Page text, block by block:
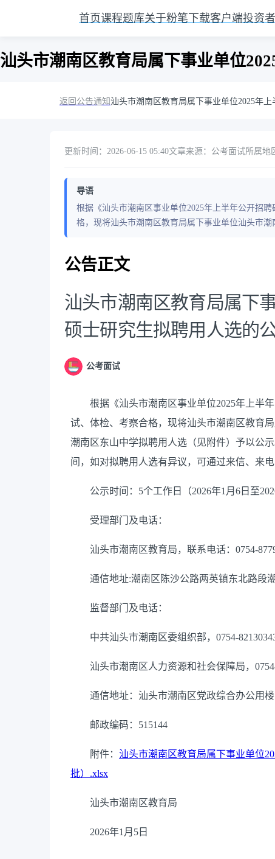
首页课程题库关于粉笔 下载客户端投资
汕头市潮南区教育局属下事业单位
返回公告通知汕头市潮南区教育局属下事业单位2025年
更新时间：2026-06-15 05:40文章来源：公考面试所属地
导语
根据《汕头市潮南区事业单位2025年上半年公开招
格，现将汕头市潮南区教育局属下事业单位汕头市
公告正文
汕头市潮南区教育局属下
硕士研究生拟聘用人选的
公考面试
根据《汕头市潮南区事业单位2025年上半年
试、体检、考察合格，现将汕头市潮南区教育
潮南区东山中学拟聘用人选（见附件）予以公
间，如对拟聘用人选有异议，可通过来信、来
公示时间：5个工作日（2026年1月6日至2026
受理部门及电话：
汕头市潮南区教育局，联系电话：0754-
通信地址:潮南区陈沙公路两英镇东北路段
监督部门及电话：
中共汕头市潮南区委组织部，0754-
汕头市潮南区人力资源和社会保障局，0754-
通信地址：汕头市潮南区党政综合办公用楼
邮政编码：515144
附件： 汕头市潮南区教育局属下事业单位
批）.xlsx
汕头市潮南区教育局
2026年1月5日